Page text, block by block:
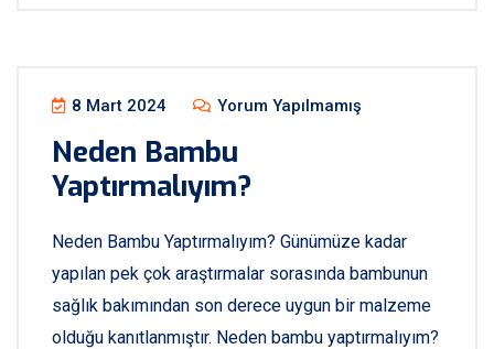
8 Mart 2024 Yorum Yapılmamış
Neden Bambu
Yaptırmalıyım?
Neden Bambu Yaptırmalıyım? Günümüze kadar
yapılan pek çok araştırmalar sorasında bambunun
sağlık bakımından son derece uygun bir malzeme
olduğu kanıtlanmıştır. Neden bambu yaptırmalıyım?